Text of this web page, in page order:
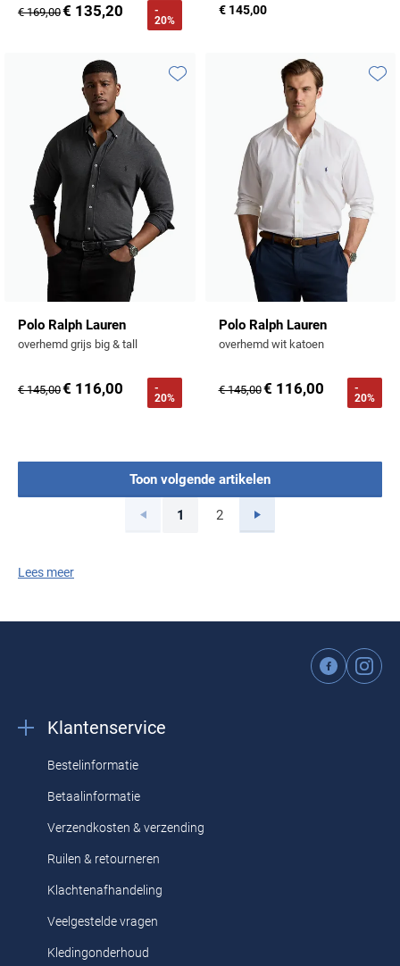
€ 169,00€ 135,20
-
20%
€ 145,00
Polo Ralph Lauren
overhemd grijs big & tall
€ 145,00€ 116,00
-
20%
Toevoegen aan favorieten
Polo Ralph Lauren
overhemd wit katoen
€ 145,00€ 116,00
-
20%
Toon volgende artikelen
Vorige
1
2 Volgende
Lees meer
Klantenservice
Bestelinformatie
Betaalinformatie
Verzendkosten & verzending
Ruilen & retourneren
Klachtenafhandeling
Veelgestelde vragen
Kledingonderhoud